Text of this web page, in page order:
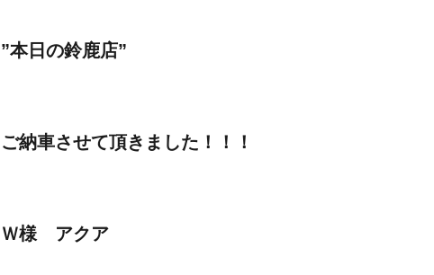
”本日の鈴鹿店”
ご納車させて頂きました！！！
Ｗ様 アクア